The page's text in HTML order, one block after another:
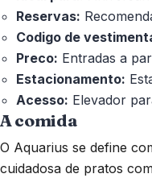
Reservas:
Codigo de
Preco: Entradas a
Estacionamento:
Acesso: Elevador
A comida
O Aquarius se define
cuidadosa de pratos